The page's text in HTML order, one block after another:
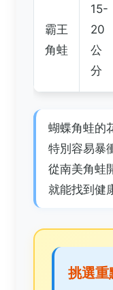
霸王
角蛙
15-
20
公
分
蝴蝶角蛙的
特別容易暴
從南美角蛙
就能找到健
挑選重